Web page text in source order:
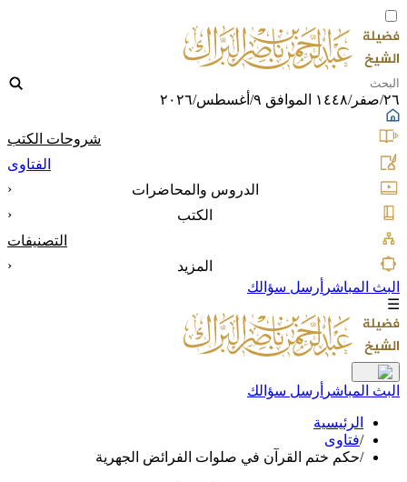
٢٦/صفر/١٤٤٨ الموافق ٩/أغسطس/٢٠٢٦
شروحات الكتب
الفتاوى
الدروس والمحاضرات
‹
الكتب
‹
التصنيفات
المزيد
‹
البث المباشر أرسل سؤالك
☰
البث المباشر أرسل سؤالك
الرئيسية
/فتاوى
/حكم ختم القرآن في صلوات الفرائض الجهرية